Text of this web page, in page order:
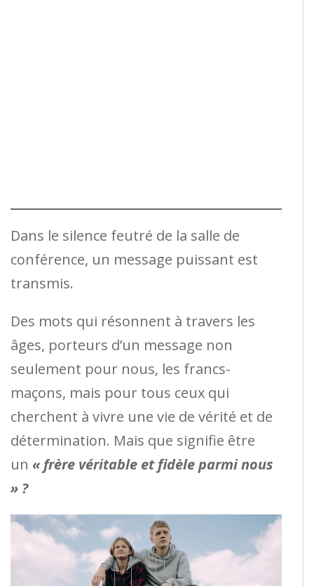
Dans le silence feutré de la salle de
conférence, un message puissant est
transmis.
Des mots qui résonnent à travers les
âges, porteurs d’un message non
seulement pour nous, les francs-
maçons, mais pour tous ceux qui
cherchent à vivre une vie de vérité et de
détermination. Mais que signifie être
un « frère véritable et fidèle parmi nous
» ?